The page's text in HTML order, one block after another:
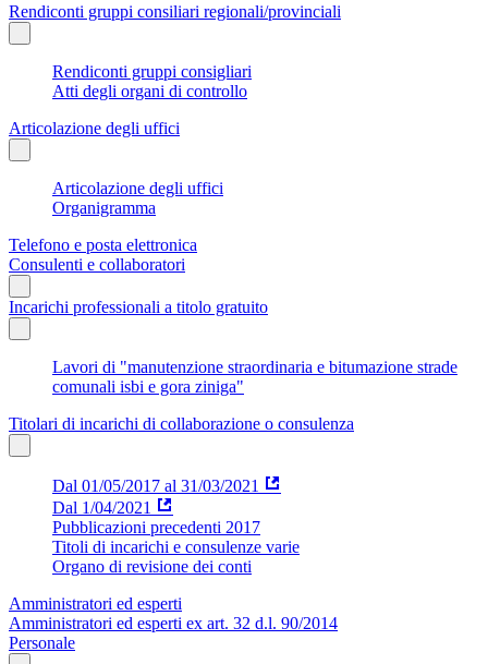
Rendiconti gruppi consiliari regionali/provinciali
Rendiconti gruppi consigliari
Atti degli organi di controllo
Articolazione degli uffici
Articolazione degli uffici
Organigramma
Telefono e posta elettronica
Consulenti e collaboratori
Incarichi professionali a titolo gratuito
Lavori di "manutenzione straordinaria e bitumazione strade
comunali isbi e gora ziniga"
Titolari di incarichi di collaborazione o consulenza
Dal 01/05/2017 al 31/03/2021
Dal 1/04/2021
Pubblicazioni precedenti 2017
Titoli di incarichi e consulenze varie
Organo di revisione dei conti
Amministratori ed esperti
Amministratori ed esperti ex art. 32 d.l. 90/2014
Personale